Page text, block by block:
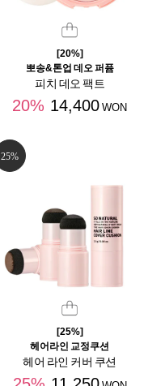
[20%]
뽀송&톤업 데오 퍼퓸
피치 데오 팩트
20% 14,400 WON
25%
[25%]
헤어라인 교정쿠션
헤어 라인 커버 쿠션